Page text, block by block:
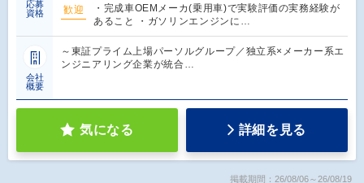
応募
資格
歓迎
・完成車OEMメーカ(乗用車)で実験評価の実務経験が
あること ・ガソリンエンジンに…
会社
概要
～東証プライム上場パーソルグループ／独立系×メーカー系エ
ンジニアリング企業が統合…
気になる 詳細を見る
掲載期間：26/08/06～26/08/19